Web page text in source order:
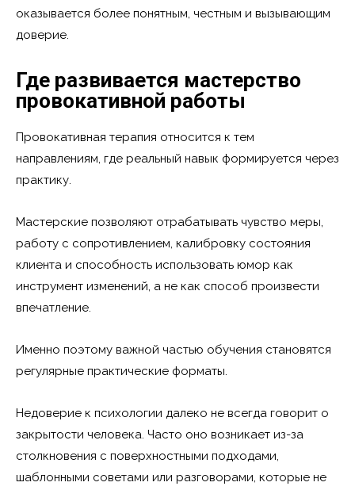
оказывается более понятным, честным и вызывающим
доверие.
Где развивается мастерство
провокативной работы
Провокативная терапия относится к тем
направлениям, где реальный навык формируется через
практику.
Мастерские позволяют отрабатывать чувство меры,
работу с сопротивлением, калибровку состояния
клиента и способность использовать юмор как
инструмент изменений, а не как способ произвести
впечатление.
Именно поэтому важной частью обучения становятся
регулярные практические форматы.
Недоверие к психологии далеко не всегда говорит о
закрытости человека. Часто оно возникает из-за
столкновения с поверхностными подходами,
шаблонными советами или разговорами, которые не